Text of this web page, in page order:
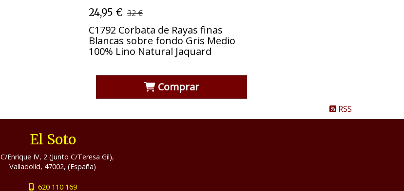
C1792 Corbata de Rayas finas
Blancas sobre fondo Gris Medio
100% Lino Natural Jaquard
24,95 € 32 €
C1792 Corbata de Rayas finas
Blancas sobre fondo Gris Medio
100% Lino Natural Jaquard
Comprar
RSS
El Soto
C/Enrique IV, 2 (Junto C/Teresa Gil),
Valladolid, 47002,(España)
620 110 169